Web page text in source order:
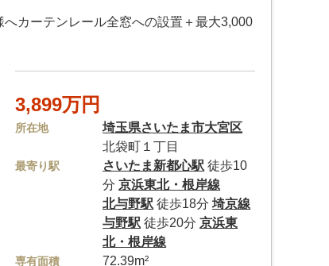
カーテンレール全窓への設置＋最大3,000
3,899万円
所在地 埼玉県さいたま市大宮区
北袋町１丁目
最寄り駅 さいたま新都心駅 徒歩10
分京浜東北・根岸線
北与野駅 徒歩18分埼京線
与野駅 徒歩20分京浜東
北・根岸線
専有面積 72.39m²